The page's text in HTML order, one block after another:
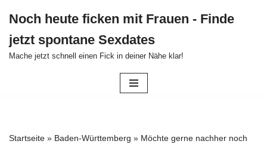
Inhalt
springen
Noch heute ficken mit Frauen - Finde
jetzt spontane Sexdates
Mache jetzt schnell einen Fick in deiner Nähe klar!
Startseite » Baden-Württemberg » Möchte gerne nachher noch